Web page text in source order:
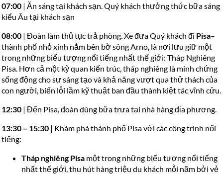
07:00 | Ăn sáng tại khách sạn. Quý khách thưởng thức bữa sáng
kiểu Âu tại khách sạn
08:00 | Đoàn làm thủ tục trả phòng. Xe đưa Quý khách đi Pisa–
thành phố nhỏ xinh nằm bên bờ sông Arno, là nơi lưu giữ một
trong những biểu tượng nổi tiếng nhất thế giới: Tháp Nghiêng
Pisa. Hơn cả một kỳ quan kiến trúc, tháp nghiêng là minh chứng
sống động cho sự sáng tạo và khả năng vượt qua thử thách của
con người, biến lỗi lầm kỹ thuật ban đầu thành kiệt tác vĩnh cửu.
12:30 | Đến Pisa, đoàn dùng bữa trưa tại nhà hàng địa phương.
13:30 – 15:30 | Khám phá thành phố Pisa với các công trình nổi
tiếng:
Tháp nghiêng Pisa một trong những biểu tượng nổi tiếng
nhất thế giới, thu hút hàng triệu du khách mỗi năm bởi vẻ